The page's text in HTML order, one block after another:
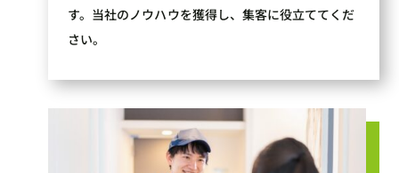
す。当社のノウハウを獲得し、集客に役立ててくだ
さい。